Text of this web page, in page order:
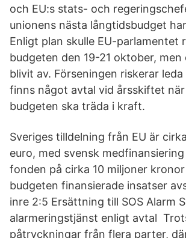
och EU:s stats- och
unionens nästa långtidsbudget
Enligt plan skulle EU-parlamentet
budgeten den 19-21 oktober,
blivit av. Förseningen riskerar
finns något avtal vid årsskiftet
budgeten ska träda i kraft.
Sveriges tilldelning från EU är
euro, med svensk
fonden på cirka 10 miljoner
budgeten finansierade insatser
inre 2:5 Ersättning till SOS Alarm
alarmeringstjänst enligt avtal
påtryckningar från flera parter,